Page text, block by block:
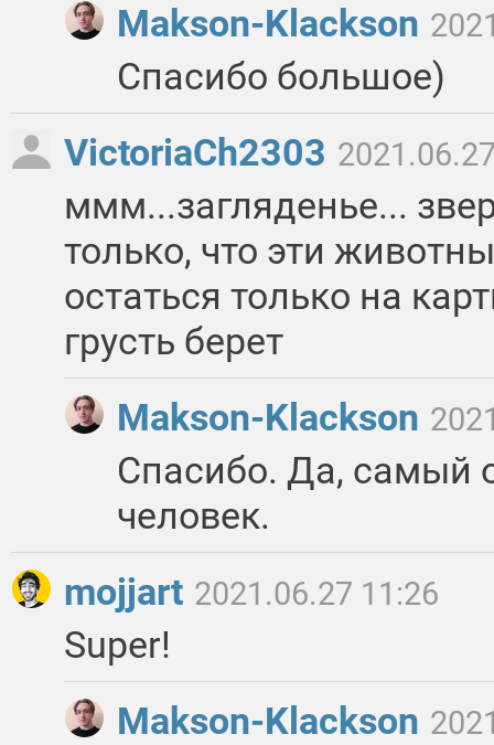
Makson-Klackson
Спасибо большое)
VictoriaCh2303
ммм...загляденье...
только, что эти
остаться только на
грусть берет
Makson-Klackson
Спасибо. Да, самый
человек.
mojjart 2021.06.27 11:26
Super!
Makson-Klackson